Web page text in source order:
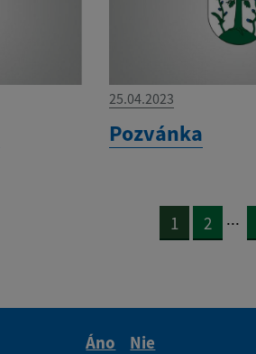
25.04.2023
Pozvánka
1 2 ...
Áno
Nie